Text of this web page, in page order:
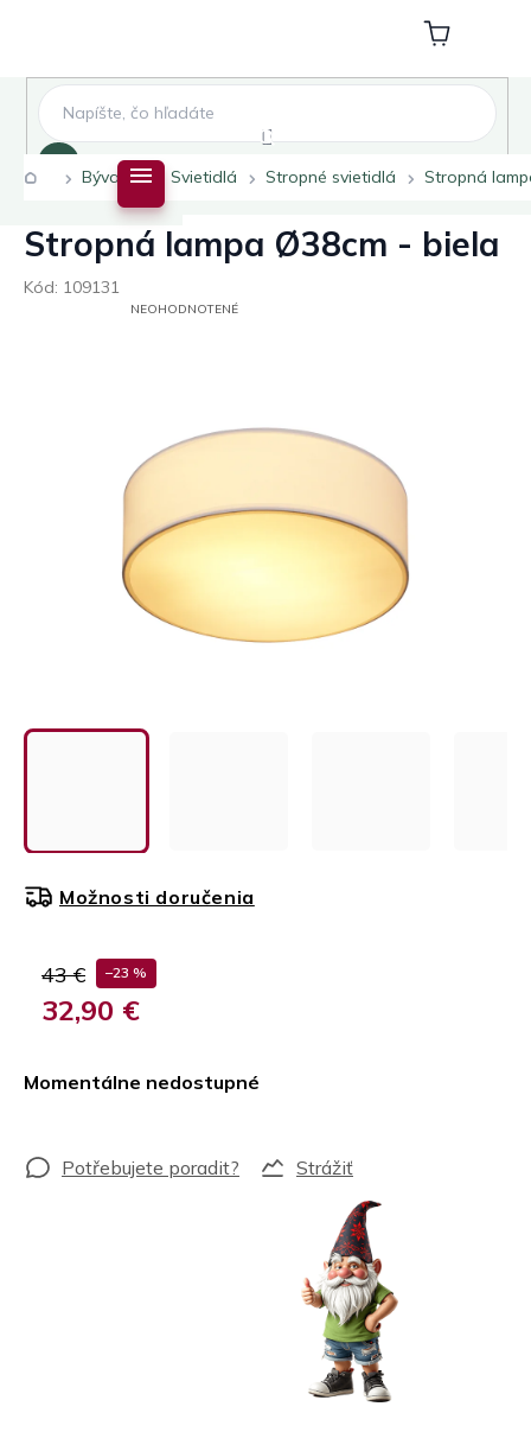
Nákupný
košík
Domov
Bývanie Svietidlá Stropné svietidlá Stropná
Stropná lampa Ø38cm - biela
Kód: 109131
PRIEMERNÉNEOHODNOTENÉ
43 € –23 %
32,90 €
Momentálne nedostupné
Možnosti doručenia
Strážiť